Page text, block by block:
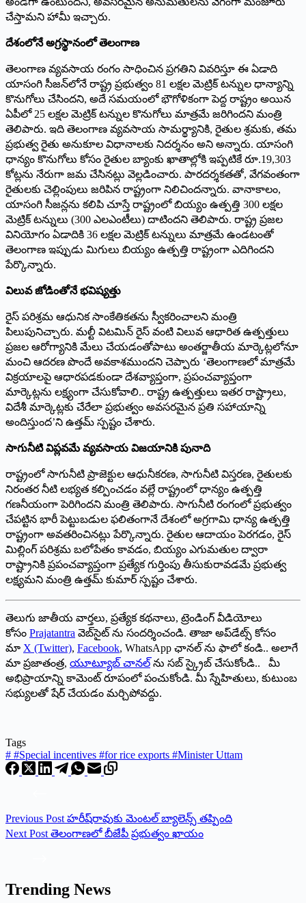
చేస్తామని హామీ ఇచ్చారు.
దేశంలోనే అగ్రస్థానంలో తెలంగాణ
తెలంగాణ వ్యవసాయ రంగం సాధించిన ప్రగతిని వివరిస్తూ ఈ ఏడాది
యాసంగి సీజన్‌లోనే రాష్ట్ర ప్రభుత్వం 81 లక్షల మెట్రిక్ టన్నుల ధాన్యాన్ని
కొనుగోలు చేసిందని, అదే సమయంలో భౌగోళికంగా పెద్ద రాష్ట్రం అయిన
ఏపీలో 25 లక్షల మెట్రిక్ టన్నుల కొనుగోలు మాత్రమే జరిగిందని మంత్రి
తెలిపారు. ఇది తెలంగాణ వ్యవసాయ సామర్థ్యానికి, రైతుల శ్రమకు, తమ
ప్రభుత్వ రైతు అనుకూల విధానాలకు నిదర్శనం అని అన్నారు. యాసంగి
ధాన్యం కొనుగోలు కోసం రైతుల బ్యాంకు ఖాతాల్లోకి ఇప్పటికే రూ.19,303
కోట్లను నేరుగా జమ చేసినట్లు వెల్లడించారు. పారదర్శకతతో, వేగవంతంగా
రైతులకు చెల్లింపులు జరిపిన రాష్ట్రంగా నిలిచిందన్నారు. వానాకాలం,
యాసంగి సీజన్లను కలిపి చూస్తే రాష్ట్రంలో బియ్యం ఉత్పత్తి 300 లక్షల
మెట్రిక్ టన్నులు (300 ఎలఎంటీలు) దాటిందని తెలిపారు. రాష్ట్ర ప్రజల
వినియోగం ఏడాదికి 36 లక్షల మెట్రిక్ టన్నులు మాత్రమే ఉండటంతో
తెలంగాణ ఇప్పుడు మిగులు బియ్యం ఉత్పత్తి రాష్ట్రంగా ఎదిగిందని
పేర్కొన్నారు.
విలువ జోడింతోనే భవిష్యత్తు
రైస్ పరిశ్రమ ఆధునిక సాంకేతికతను స్వీకరించాలని మంత్రి
పిలుపునిచ్చారు. మల్టీ విటమిన్ రైస్ వంటి విలువ ఆధారిత ఉత్పత్తులు
ప్రజల ఆరోగ్యానికి మేలు చేయడంతోపాటు అంతర్జాతీయ మార్కెట్లలోనూ
మంచి ఆదరణ పొందే అవకాశముందని చెప్పారు ‘తెలంగాణలో మాత్రమే
విక్రయాలపై ఆధారపడకుండా దేశవ్యాప్తంగా, ప్రపంచవ్యాప్తంగా
మార్కెట్లను లక్ష్యంగా చేసుకోవాలి.. రాష్ట్ర ఉత్పత్తులు ఇతర రాష్ట్రాలు,
విదేశీ మార్కెట్లకు చేరేలా ప్రభుత్వం అవసరమైన ప్రతి సహాయాన్ని
అందిస్తుంద’ని ఉత్తమ్ స్పష్టం చేశారు.
సాగునీటి విప్లవమే వ్యవసాయ విజయానికి పునాది
రాష్ట్రంలో సాగునీటి ప్రాజెక్టుల ఆధునీకరణ, సాగునీటి విస్తరణ, రైతులకు
నిరంతర నీటి లభ్యత కల్పించడం వల్లే రాష్ట్రంలో ధాన్యం ఉత్పత్తి
గణనీయంగా పెరిగిందని మంత్రి తెలిపారు. సాగునీటి రంగంలో ప్రభుత్వం
చేపట్టిన భారీ పెట్టుబడుల ఫలితంగానే దేశంలో అగ్రగామి ధాన్య ఉత్పత్తి
రాష్ట్రంగా అవతరించినట్లు పేర్కొన్నారు. రైతుల ఆదాయం పెరగడం, రైస్
మిల్లింగ్ పరిశ్రమ బలోపేతం కావడం, బియ్యం ఎగుమతుల ద్వారా
రాష్ట్రానికి ప్రపంచవ్యాప్తంగా ప్రత్యేక గుర్తింపు తీసుకురావడమే ప్రభుత్వ
లక్ష్యమని మంత్రి ఉత్తమ్ కుమార్ స్పష్టం చేశారు.
తెలుగు జాతీయ వార్తలు, ప్రత్యేక కథనాలు, ట్రెండింగ్ వీడియోలు
కోసం Prajatantra వెబ్‌సైట్ ను సందర్శించండి. తాజా అప్‌డేట్స్ కోసం
మా X (Twitter), Facebook, WhatsApp ఛానల్ ను ఫాలో కండి.. అలాగే
మా ప్రజాతంత్ర, యూట్యూబ్ చానల్ ను సబ్ స్క్రైబ్ చేసుకోండి.. మీ
అభిప్రాయాన్ని కామెంట్ రూపంలో పంచుకోండి. మీ స్నేహితులు, కుటుంబ
సభ్యులతో షేర్ చేయడం మర్చిపోవద్దు.
Tags
# #Special incentives #for rice exports #Minister Uttam
Previous Post హరీష్‌రావుకు మెంటల్ బ్యాలెన్స్ తప్పింది
Next Post తెలంగాణలో బీజేపీ ప్రభుత్వం ఖాయం
Trending News